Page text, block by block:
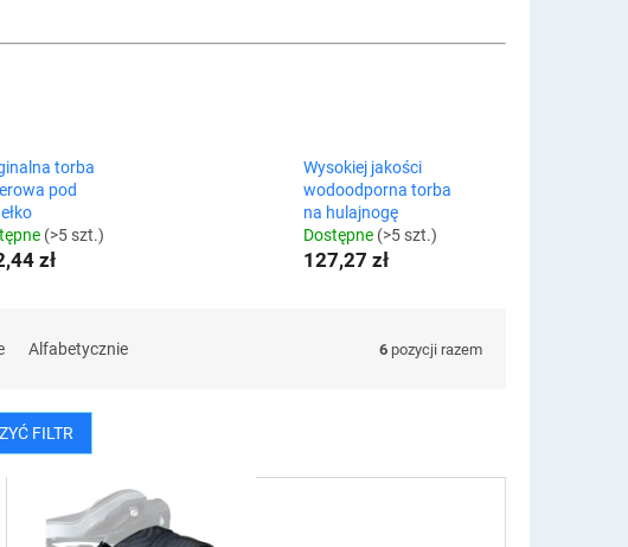
torba
pod
(>5 szt.)
zł
Wysokiej jakości
wodoodporna torba
na hulajnogę
Dostępne (>5 szt.)
127,27 zł
Alfabetycznie 6 pozycji razem
FILTR